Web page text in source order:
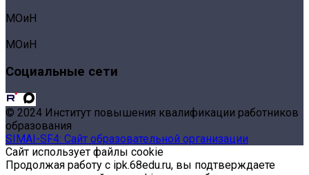
МОиН
МОиН
Социальные сети
© 2024 Институт повышения квалификации работников
образования
SIMAI-SF4: Сайт образовательной организации
Сайт использует файлы cookie
Продолжая работу с ipk.68edu.ru, вы подтверждаете